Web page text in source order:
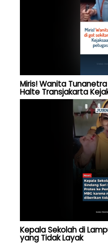
Miris! Wanita
Halte Transjakarta
Kepala Sekolah di
yang Tidak Layak